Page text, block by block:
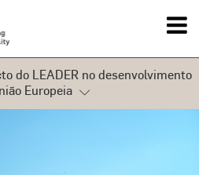
OK
do LEADER no desenvolvimento
Europeia